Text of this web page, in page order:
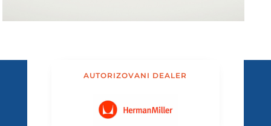
AUTORIZOVANI DEALER